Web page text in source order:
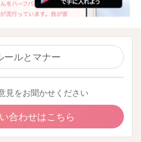
ールとマナー
見をお聞かせください
合わせはこちら